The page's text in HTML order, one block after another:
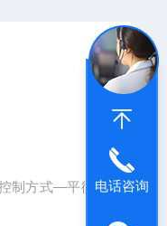
制方式—平衡 电话咨询